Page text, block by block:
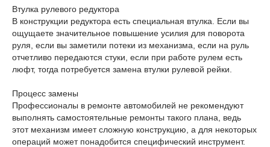
Втулка рулевого редуктора
В конструкции редуктора есть специальная втулка. Если вы
ощущаете значительное повышение усилия для поворота
руля, если вы заметили потеки из механизма, если на руль
отчетливо передаются стуки, если при работе рулем есть
люфт, тогда потребуется замена втулки рулевой рейки.
Процесс замены
Профессионалы в ремонте автомобилей не рекомендуют
выполнять самостоятельные ремонты такого плана, ведь
этот механизм имеет сложную конструкцию, а для некоторых
операций может понадобится специфический инструмент.